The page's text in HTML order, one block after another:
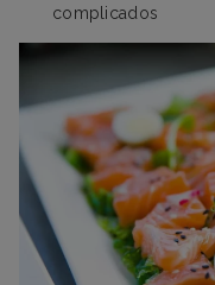
complicados